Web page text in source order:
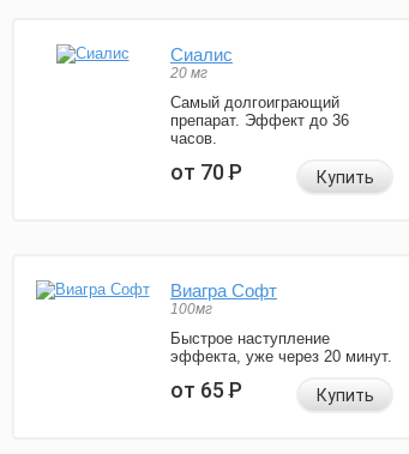
Сиалис
20 мг
Самый долгоиграющий
препарат. Эффект до 36
часов.
от 70Р Купить
Виагра Софт
100мг
Быстрое наступление
эффекта, уже через 20 минут.
от 65Р Купить